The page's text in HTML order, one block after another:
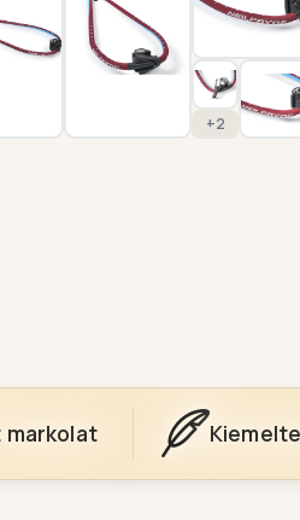
+2